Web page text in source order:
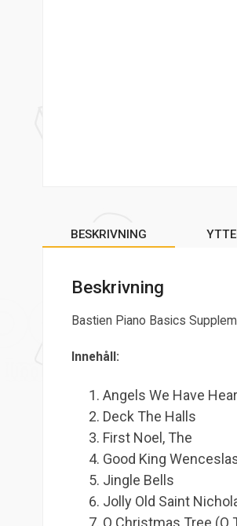
BESKRIVNING
Beskrivning
Bastien Piano Basics
Innehåll:
Angels We Have
Deck The Halls
First Noel, The
Good King
Jingle Bells
Jolly Old Saint
O Christmas Tree (O